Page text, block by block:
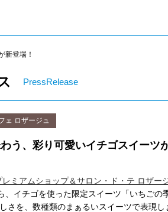
新登場！
PressRelease
ェ ロザージュ
う、彩り可愛いイチゴスイーツ
レミアムショップ＆サロン・ド・テ ロザー
、イチゴを使った限定スイーツ「いちご
さを、数種類のまぁるいスイーツで表現し